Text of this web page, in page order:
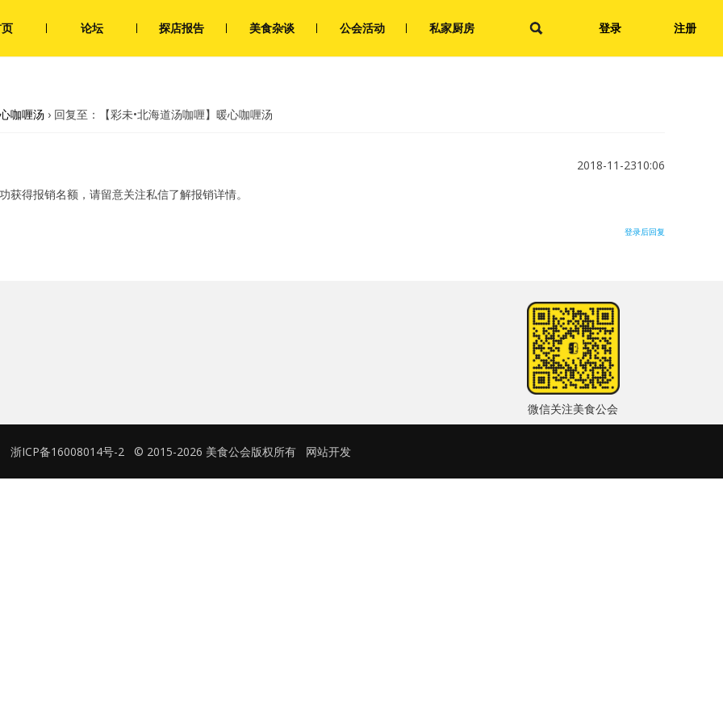
登录 注册
论坛 探店报告 美食杂谈 公会活动 私家厨房
咖喱汤 › 回复至：【彩未•北海道汤咖喱】暖心咖喱汤
2018-11-2310:06
得报销名额，请留意关注私信了解报销详情。
登录后回复
微信关注美食公会
浙ICP备16008014号-2 © 2015-2026 美食公会版权所有 网站开发